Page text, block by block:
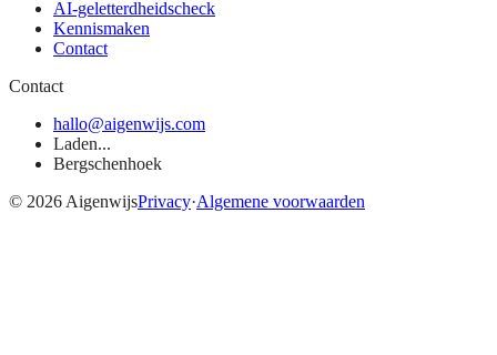
AI-geletterdheidscheck
Kennismaken
Contact
Contact
hallo@aigenwijs.com
Laden...
Bergschenhoek
© 2026AigenwijsPrivacy·Algemene voorwaarden